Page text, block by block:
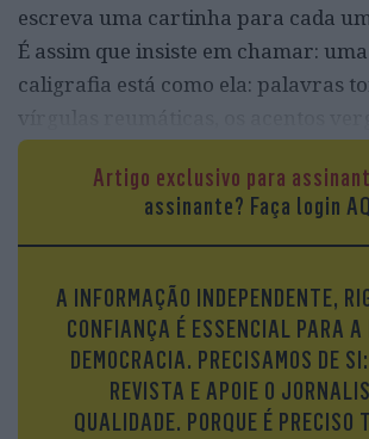
escreva uma cartinha para cada
É assim que insiste em chamar:
caligrafia está como ela: palavras
vírgulas reumáticas, os acentos
artrose.
Artigo exclusivo para
assinante? Faça login
A INFORMAÇÃO INDEPENDENTE,
CONFIANÇA É ESSENCIAL PARA A
DEMOCRACIA. PRECISAMOS DE
REVISTA E APOIE O
QUALIDADE. PORQUE É PRECISO